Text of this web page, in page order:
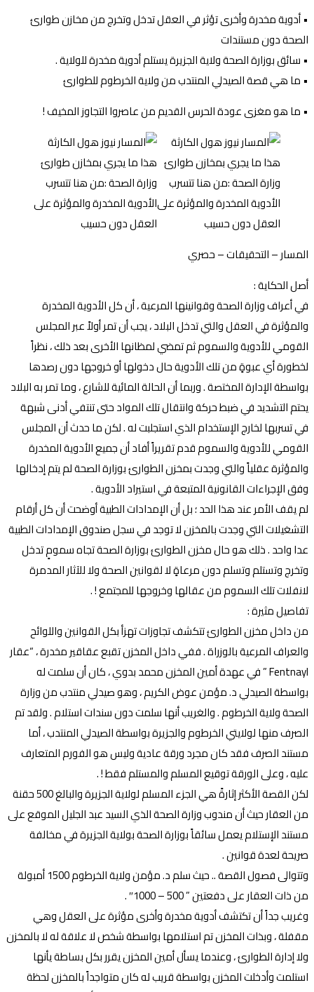
• أدوية مخدرة وأخرى تؤثر في العقل تدخل وتخرج من مخازن طوارئ
الصحة دون مستندات
• سائق بوزارة الصحة ولاية الجزيرة يستلم أدوية مخدرة للولاية .
• ما هي قصة الصيدلي المنتدب من ولاية الخرطوم للطوارئ
• ما هو مغزى عودة الحرس القديم من عاصروا التجاوز المخيف !
المسار – التحقيقات – حصري
أصل الحكاية :
في أعراف وزارة الصحة وقوانينها المرعية ، أن كل الأدوية المخدرة
والمؤثرة في العقل والتي تدخل البلاد ، يجب أن تمر أولاً عبر المجلس
القومي للأدوية والسموم ثم تمضي لمظانها الأخرى بعد ذلك ، نظراً
لخطورة أي عبوةٍ من تلك الأدوية حال دخولها أو خروجها دون رصدها
بواسطة الإدارة المختصة . وربما أن الحالة المائية للشارع ، وما تمر به البلاد
يحتم التشديد في ضبط حركة وانتقال تلك المواد حتى تنتفي أدنى شبهة
في تسربها لخارج الإستخدام الذي استجلبت له . لكن ما حدث أن المجلس
القومي للأدوية والسموم قدم تقريراً أفاد أن جميع الأدوية المخدرة
والمؤثرة عقلياً والتي وجدت بمخزن الطوارئ بوزارة الصحة لم يتم إدخالها
وفق الإجراءات القانونية المتبعة في استيراد الأدوية .
لم يقف الأمر عند هذا الحد ؛ بل أن الإمدادات الطبية أوضحت أن كل أرقام
التشغيلات التي وجدت بالمخزن لا توجد في سجل صندوق الإمدادات الطبية
عدا واحد . ذلك هو حال مخزن الطوارئ بوزارة الصحة تجاه سمومٍ تدخل
وتخرج وتستلم وتسلم دون مرعاةٍ لا لقوانين الصحة ولا للآثار المدمرة
لانفلات تلك السموم من عقالها وخروجها للمجتمع ! .
تفاصيل مثيرة :
من داخل مخزن الطوارئ تتكشف تجاوزات تهزأ بكل القوانين واللوائح
والعراف المرعية بالوزراة . ففي داخل المخزن تقبع عقاقير مخدرة ، “عقار
Fentnayl ” في عهدة أمين المخزن محمد بدوي ، كان أن سلمت له
بواسطة الصيدلي د. مؤمن عوض الكريم ، وهو صيدلي منتدب من وزارة
الصحة ولاية الخرطوم . والغريب أنها سلمت دون سندات استلام . ولقد تم
الصرف منها لولايتي الخرطوم والجزيرة بواسطة الصيدلي المنتدب ، أما
مستند الصرف فقد كان مجرد ورقة عادية وليس هو الفورم المتعارف
عليه ، وعلى الورقة توقيع المسلم والمستلم فقط ! .
لكن القصة الأكثر إثارةً هي الجزء المسلم لولاية الجزيرة والبالغ 500 حقنة
من العقار حيث أن مندوب وزارة الصحة الذي السيد عبد الجليل الموقع على
مستند الإستلام يعمل سائقاً بوزارة الصحة بولاية الجزيرة في مخالفة
صريحة لعدة قوانين .
وتتوالى فصول القصة .. حيث سلم د. مؤمن ولاية الخرطوم 1500 أمبولة
من ذات العقار على دفعتين ” 500 – 1000″ .
وغريب جداً أن تكتشف أدوية مخدرة وأخرى مؤثرة على العقل وهي
مقفلة ، وبذات المخزن تم استلامها بواسطة شخص لا علاقة له لا بالمخزن
ولا إدارة الطوارئ ، وعندما يسأل أمين المخزن يقرر بكل بساطة يأنها
استلمت وأدخلت المخزن بواسطة قريب له كان متواجداً بالمخزن لحظة